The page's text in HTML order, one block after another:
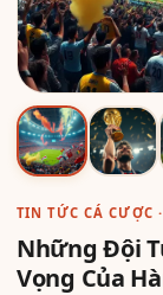
TIN TỨC CÁ CƯỢC
Những Đội
Vọng Của